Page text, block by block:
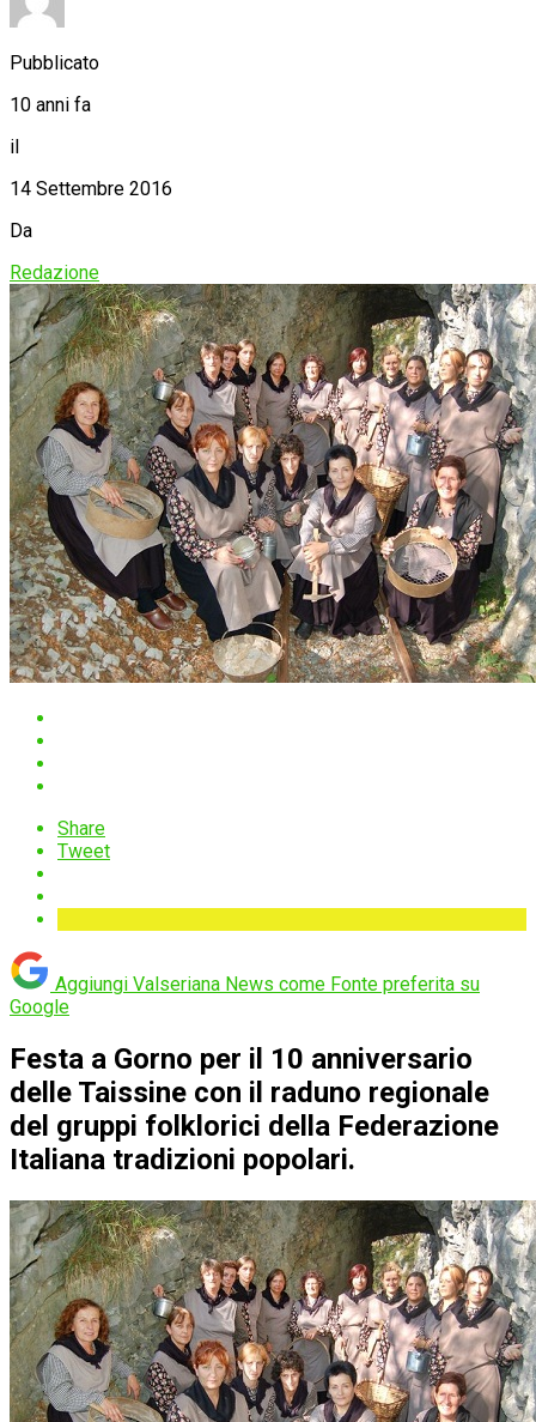
Pubblicato
10 anni fa
il
14 Settembre 2016
Da
Redazione
Share
Tweet
Aggiungi Valseriana News come Fonte preferita su
Google
Festa a Gorno per il 10 anniversario
delle Taissine con il raduno regionale
del gruppi folklorici della Federazione
Italiana tradizioni popolari.